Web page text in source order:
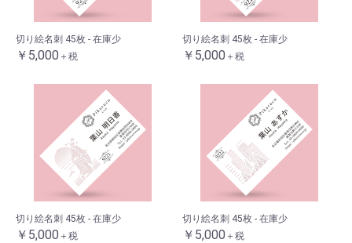
切り絵名刺 45枚 - 在庫少
￥5,000 ＋税
切り絵名刺 45枚 - 在庫少
￥5,000 ＋税
切り絵名刺 45枚 - 在庫少
￥5,000 ＋税
切り絵名刺 45枚 - 在庫少
￥5,000 ＋税